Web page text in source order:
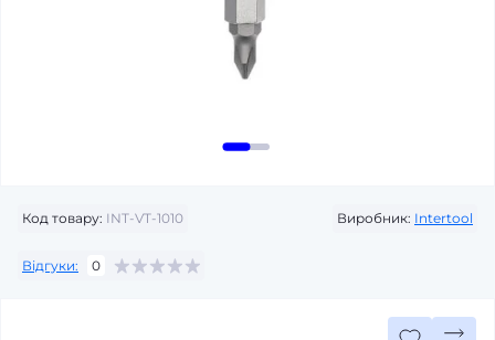
Код товару: INT-VT-1010 Виробник: Intertool
Відгуки: 0